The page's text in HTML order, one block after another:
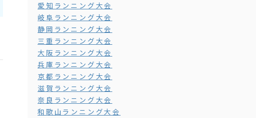
愛知ランニング大会
岐阜ランニング大会
静岡ランニング大会
三重ランニング大会
大阪ランニング大会
兵庫ランニング大会
京都ランニング大会
滋賀ランニング大会
奈良ランニング大会
和歌山ランニング大会